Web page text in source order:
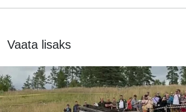
Vaata lisaks